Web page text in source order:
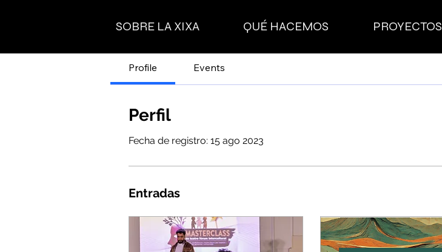
SOBRE LA XIXA QUÉ HACEMOS PROYECTOS
Profile Events
Perfil
Fecha de registro: 15 ago 2023
Entradas